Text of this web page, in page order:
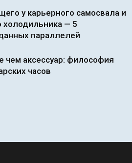
у карьерного самосвала и
холодильника — 5
параллелей
чем аксессуар: философия
часов